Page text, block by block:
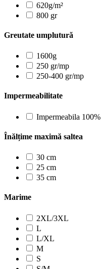
620g/m²
800 gr
Greutate umplutură
1600g
250 gr/mp
250-400 gr/mp
Impermeabilitate
Impermeabila 100%
Înălțime maximă saltea
30 cm
25 cm
35 cm
Marime
2XL/3XL
L
L/XL
M
S